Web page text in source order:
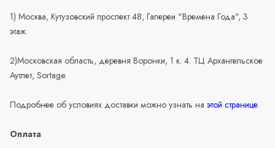
1) Москва, Кутузовский проспект 48, Галереи "Времена Года", 3
этаж.
2)Московская область, деревня Воронки, 1 к. 4. ТЦ Архангельское
Аутлет, Sortage.
Подробнее об условиях доставки можно узнать на этой странице.
Оплата